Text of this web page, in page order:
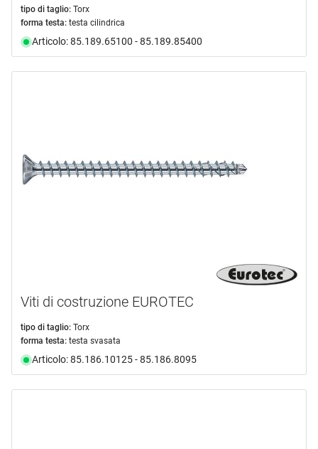
tipo di taglio: Torx
forma testa: testa cilindrica
Articolo: 85.189.65100 - 85.189.85400
Viti di costruzione EUROTEC
tipo di taglio: Torx
forma testa: testa svasata
Articolo: 85.186.10125 - 85.186.8095